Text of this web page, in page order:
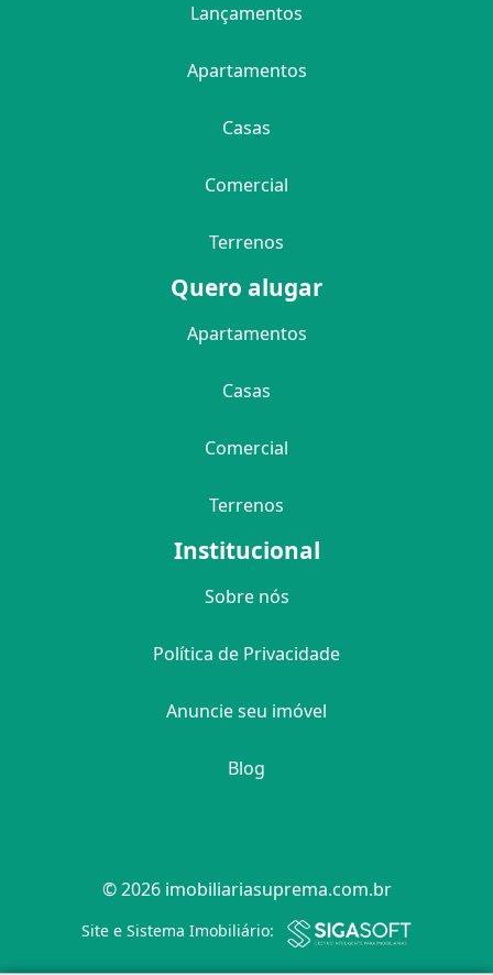
Filtro
Lançamentos
Apartamentos
Casas
Comercial
Terrenos
Quero alugar
Apartamentos
Casas
Comercial
Terrenos
Institucional
Sobre nós
Política de Privacidade
Anuncie seu imóvel
Blog
© 2026 imobiliariasuprema.com.br
Site e Sistema Imobiliário: